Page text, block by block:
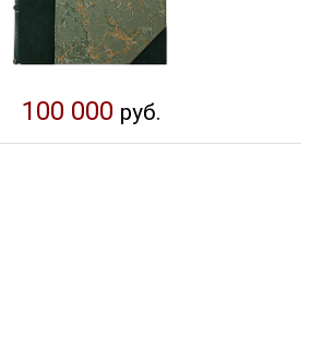
100 000 руб.